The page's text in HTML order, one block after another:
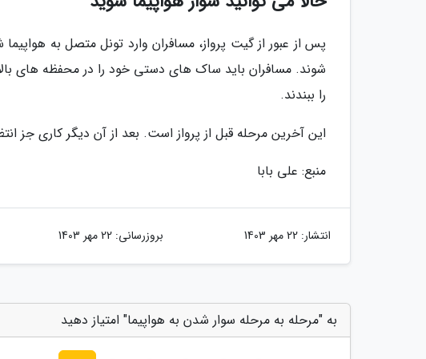
پس از عبور از گیت پرواز، مسافران وارد تونل متصل به
شوند. مسافران باید ساک های دستی خود را در محفظه های
را ببندند.
این آخرین مرحله قبل از پرواز است. بعد از آن دیگر کاری جز
منبع: علی بابا
انتشار: 22 مهر 1403 بروزرسانی: 22 مهر 1403
به "مرحله به مرحله سوار شدن به هواپیما" امتیاز دهید